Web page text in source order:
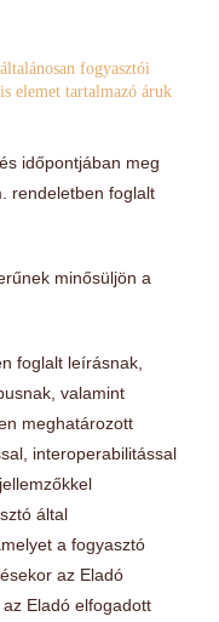
fogyasztói
elemet tartalmazó áruk
időpontjában meg
rendeletben foglalt
minősüljön a
foglalt leírásnak,
valamint
meghatározott
interoperabilitással
által
a fogyasztó
az Eladó
Eladó elfogadott